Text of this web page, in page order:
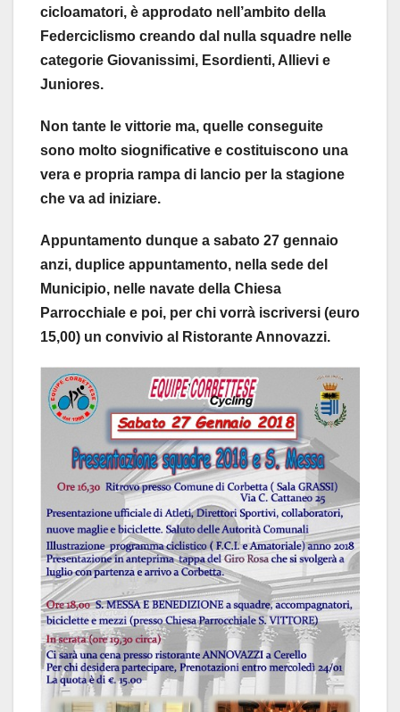
cicloamatori, è approdato nell’ambito della
Federciclismo creando dal nulla squadre nelle
categorie Giovanissimi, Esordienti, Allievi e
Juniores.
Non tante le vittorie ma, quelle conseguite
sono molto siognificative e costituiscono una
vera e propria rampa di lancio per la stagione
che va ad iniziare.
Appuntamento dunque a sabato 27 gennaio
anzi, duplice appuntamento, nella sede del
Municipio, nelle navate della Chiesa
Parrocchiale e poi, per chi vorrà iscriversi (euro
15,00) un convivio al Ristorante Annovazzi.